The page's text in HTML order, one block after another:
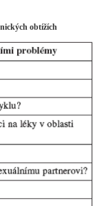
obtížích